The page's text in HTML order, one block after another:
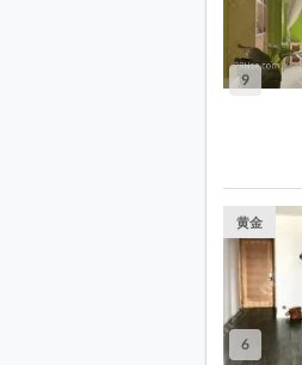
9
6
黄金